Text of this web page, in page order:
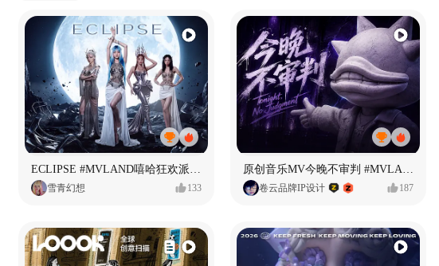
ECLIPSE #MVLAND嘻哈狂欢派对 女团MV
雪青幻想 133
原创音乐MV今晚不审判 #MVLAND嘻哈狂欢派对
卷云品牌IP设计 187